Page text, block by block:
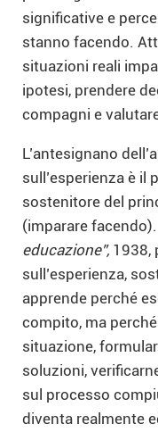
significative e
stanno facendo.
situazioni reali
ipotesi, prendere
compagni e
L’antesignano
sull’esperienza è il
sostenitore del
(imparare
educazione”, 1938,
sull’esperienza,
apprende perché
compito, ma
situazione,
soluzioni,
sul processo
diventa realmente